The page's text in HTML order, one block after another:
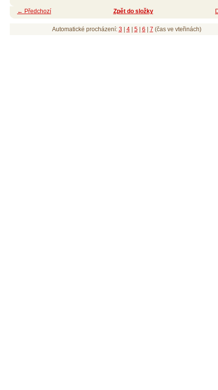
← Předchozí Zpět do složky
Automatické procházení: 3| 4| 5| 6 7 (čas ve vteřinách)